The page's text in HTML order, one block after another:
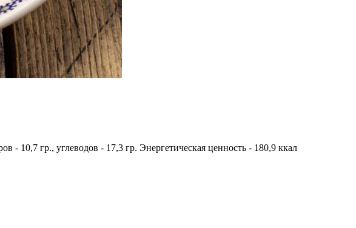
- 10,7 гр., углеводов - 17,3 гр. Энергетическая ценность - 180,9 ккал